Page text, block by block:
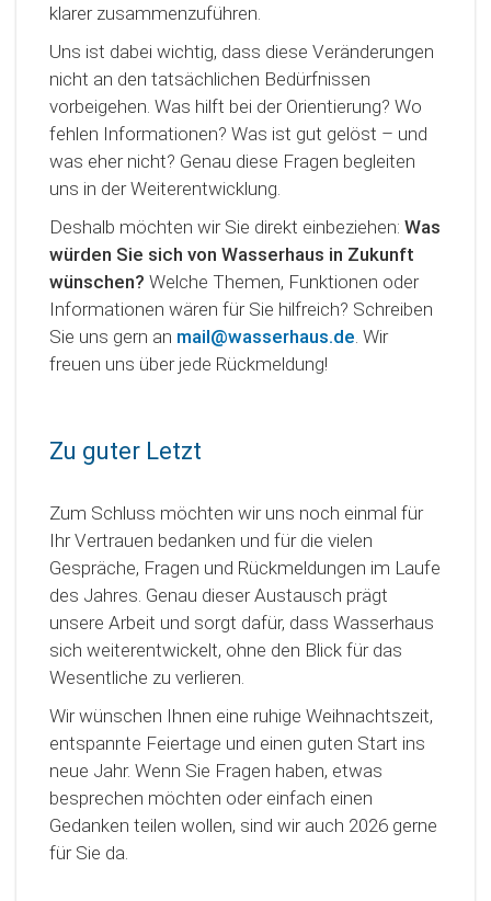
klarer zusammenzuführen.
Uns ist dabei wichtig, dass diese Veränderungen
nicht an den tatsächlichen Bedürfnissen
vorbeigehen. Was hilft bei der Orientierung? Wo
fehlen Informationen? Was ist gut gelöst – und
was eher nicht? Genau diese Fragen begleiten
uns in der Weiterentwicklung.
Deshalb möchten wir Sie direkt einbeziehen: Was
würden Sie sich von Wasserhaus in Zukunft
wünschen? Welche Themen, Funktionen oder
Informationen wären für Sie hilfreich? Schreiben
Sie uns gern an mail@wasserhaus.de. Wir
freuen uns über jede Rückmeldung!
Zu guter Letzt
Zum Schluss möchten wir uns noch einmal für
Ihr Vertrauen bedanken und für die vielen
Gespräche, Fragen und Rückmeldungen im Laufe
des Jahres. Genau dieser Austausch prägt
unsere Arbeit und sorgt dafür, dass Wasserhaus
sich weiterentwickelt, ohne den Blick für das
Wesentliche zu verlieren.
Wir wünschen Ihnen eine ruhige Weihnachtszeit,
entspannte Feiertage und einen guten Start ins
neue Jahr. Wenn Sie Fragen haben, etwas
besprechen möchten oder einfach einen
Gedanken teilen wollen, sind wir auch 2026 gerne
für Sie da.